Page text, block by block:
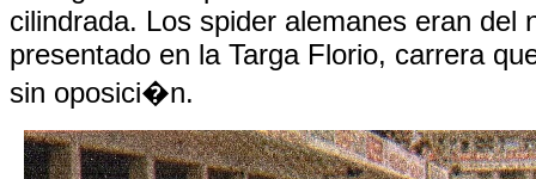
cilindrada. Los spider alemanes eran del
presentado en la Targa Florio, carrera
sin oposici�n.